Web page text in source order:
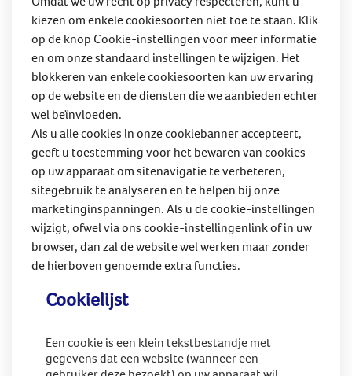
kiezen om enkele cookiesoorten niet toe te staan. Klik
op de knop Cookie-instellingen voor meer informatie
en om onze standaard instellingen te wijzigen. Het
blokkeren van enkele cookiesoorten kan uw ervaring
op de website en de diensten die we aanbieden echter
wel beïnvloeden.
Als u alle cookies in onze cookiebanner accepteert,
geeft u toestemming voor het bewaren van cookies
op uw apparaat om sitenavigatie te verbeteren,
sitegebruik te analyseren en te helpen bij onze
marketinginspanningen. Als u de cookie-instellingen
wijzigt, ofwel via ons cookie-instellingenlink of in uw
browser, dan zal de website wel werken maar zonder
de hierboven genoemde extra functies.
Cookielijst
Een cookie is een klein tekstbestandje met
gegevens dat een website (wanneer een